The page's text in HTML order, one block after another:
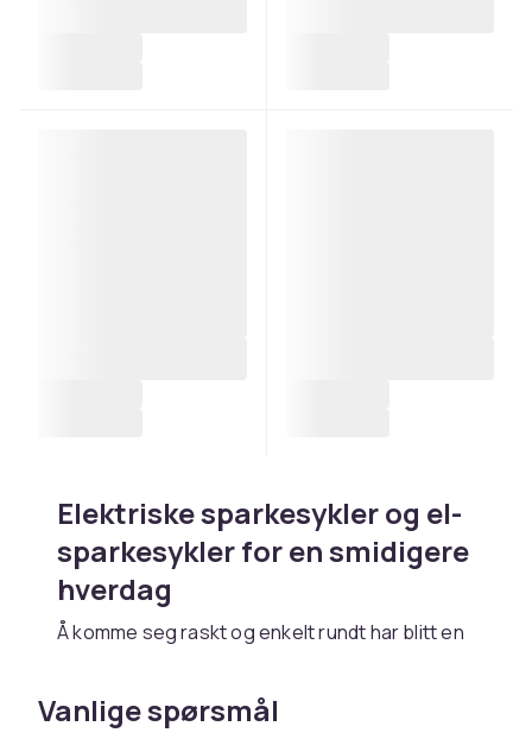
Elektriske sparkesykler og el-
sparkesykler for en smidigere
hverdag
Å komme seg raskt og enkelt rundt har blitt en
fleksibelt transportmiddel som passer både
Vanlige spørsmål